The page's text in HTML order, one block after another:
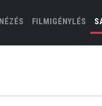
FILMIGÉNYLÉS